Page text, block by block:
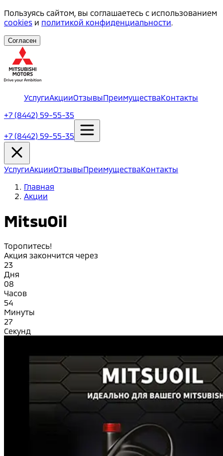
Пользуясь сайтом, вы соглашаетесь с использованием
cookies и политикой конфиденциальности.
Согласен
УслугиАкцииОтзывыПреимуществаКонтакты
+7 (8442) 59-55-35
+7 (8442) 59-55-35
УслугиАкцииОтзывыПреимуществаКонтакты
Главная
Акции
MitsuOil
Торопитесь!
Акция закончится через
23
Дня
08
Часов
54
Минуты
26
Секунд